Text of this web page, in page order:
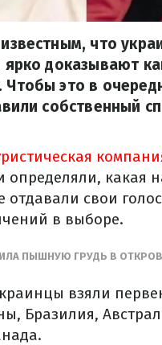
что
ярко доказывают
это в
собственный
какая
отдавали свои
в выборе.
ПЫШНУЮ ГРУДЬ В
взяли
Бразилия,